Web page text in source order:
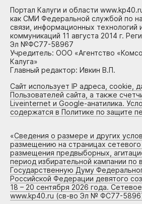
Портал Калуги и области
как СМИ Федеральной службой по
связи, информационных технологий
коммуникаций 11 августа 2014 г.
Эл №ФС77-58967
Учредитель: ООО «Агентство
Калуга»
Главный редактор: Ивкин В.П.
Сайт использует IP адреса, cookie,
Пользователей сайта, а также
Liveinternet и Google-анатилика.
содержатся в Политике по защите
«Сведения о размере и других
размещению на страницах сетевого
размещения предвыборных,
период избирательной кампании по
Государственную Думу
Российской Федерации девятого
18 – 20 сентября 2026 года.
www.kp40.ru (св-во Эл № ФС77-